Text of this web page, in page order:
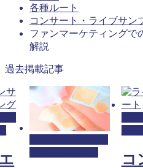
各種ルート
コンサート・ライブサン
ファンマーケティングで
解説
過去掲載記事
コ